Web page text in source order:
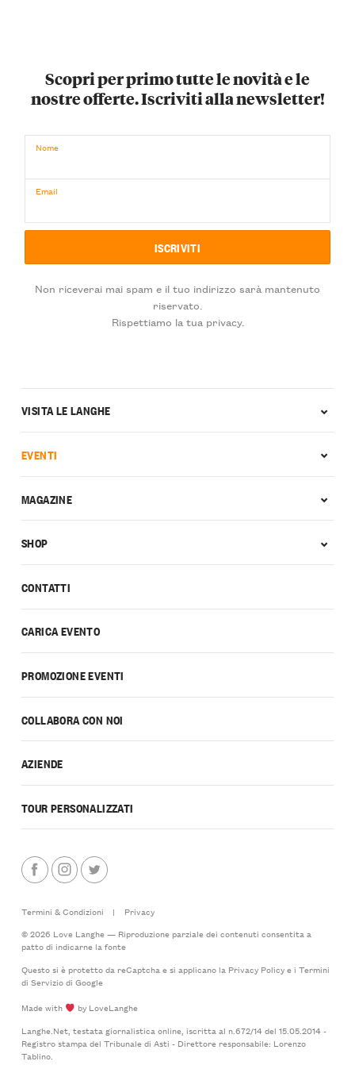
Scopri per primo tutte le novità e le
nostre offerte. Iscriviti alla newsletter!
Nome
Email
Non riceverai mai spam e il tuo indirizzo sarà mantenuto
riservato.
Rispettiamo la tua privacy.
CONTATTI
CARICA EVENTO
PROMOZIONE EVENTI
COLLABORA CON NOI
AZIENDE
TOUR PERSONALIZZATI
VISITA LE LANGHE
EVENTI
MAGAZINE
SHOP
Termini & Condizioni |
Privacy
© 2026 Love Langhe — Riproduzione parziale dei contenuti consentita a
patto di indicarne la fonte
Questo si è protetto da reCaptcha e si applicano la Privacy Policye i Termini
di Serviziodi Google
Made with
by LoveLanghe
Langhe.Net, testata giornalistica online, iscritta al n.672/14 del 15.05.2014 -
Registro stampa del Tribunale di Asti - Direttore responsabile: Lorenzo
Tablino.